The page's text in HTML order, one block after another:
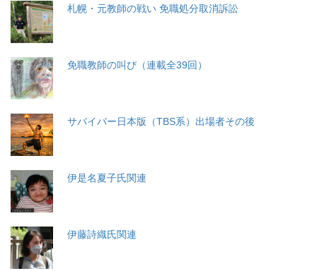
札幌・元教師の戦い 免職処分取消訴訟
免職教師の叫び（連載全39回）
サバイバー日本版（TBS系）出場者その後
伊是名夏子氏関連
伊藤詩織氏関連